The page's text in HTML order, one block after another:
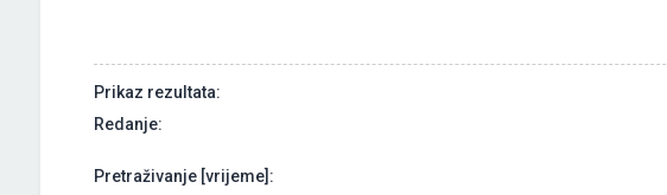
Prikaz rezultata:
Redanje:
Pretraživanje [vrijeme]: